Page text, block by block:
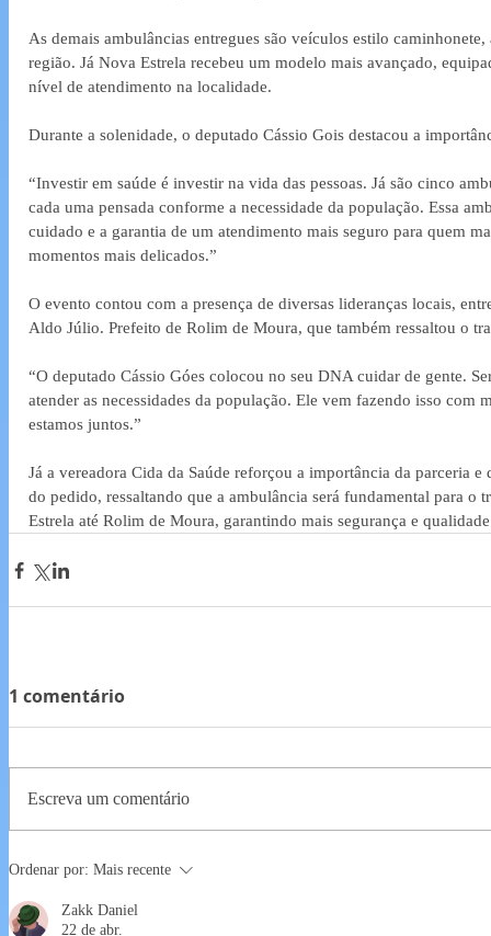
As demais ambulâncias entregues são veículos estilo
região. Já Nova Estrela recebeu um modelo mais avançado,
nível de atendimento na localidade.
Durante a solenidade, o deputado Cássio Gois destacou a
“Investir em saúde é investir na vida das pessoas. Já são cinco
cada uma pensada conforme a necessidade da população. Essa
cuidado e a garantia de um atendimento mais seguro para quem
momentos mais delicados.”
O evento contou com a presença de diversas lideranças locais,
Aldo Júlio. Prefeito de Rolim de Moura, que também ressaltou o
“O deputado Cássio Góes colocou no seu DNA cuidar de gente.
atender as necessidades da população. Ele vem fazendo isso com
estamos juntos.”
Já a vereadora Cida da Saúde reforçou a importância da parceria
do pedido, ressaltando que a ambulância será fundamental para o
Estrela até Rolim de Moura, garantindo mais segurança e
1 comentário
Escreva um comentário
Ordenar por: Mais recente
Zakk Daniel
22 de abr.